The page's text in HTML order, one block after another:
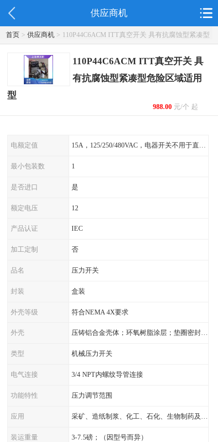
供应商机
首页> 供应商机> 110P44C6ACM ITT真空开关 具有抗腐蚀型紧凑型
危险区域适用型
110P44C6ACM ITT真空开关 具
有抗腐蚀型紧凑型危险区域适用
型
988.00元/个 起
电额定值
最小包装数 1
是否进口 是
额定电压 12
产品认证 IEC
加工定制 否
品名 压力开关
封装 盒装
外壳等级 符合NEMA 4X要求
外壳 压铸铝合金壳体；环氧树脂涂层；垫圈密封；卡紧螺丝
类型 机械压力开关
电气连接 3/4 NPT内螺纹导管连接
功能特性 压力调节范围
应用
装运重量 3-7.5磅；（因型号而异）